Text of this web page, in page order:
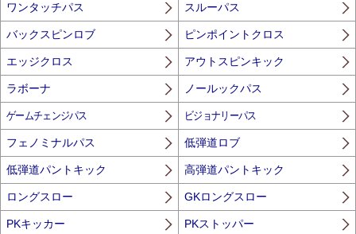
ワンタッチパス スルーパス
バックスピンロブ ピンポイントクロス
エッジクロス アウトスピンキック
ラボーナ ノールックパス
ゲームチェンジパス ビジョナリーパス
フェノミナルパス 低弾道ロブ
低弾道パントキック 高弾道パントキック
ロングスロー GKロングスロー
PKキッカー PKストッパー